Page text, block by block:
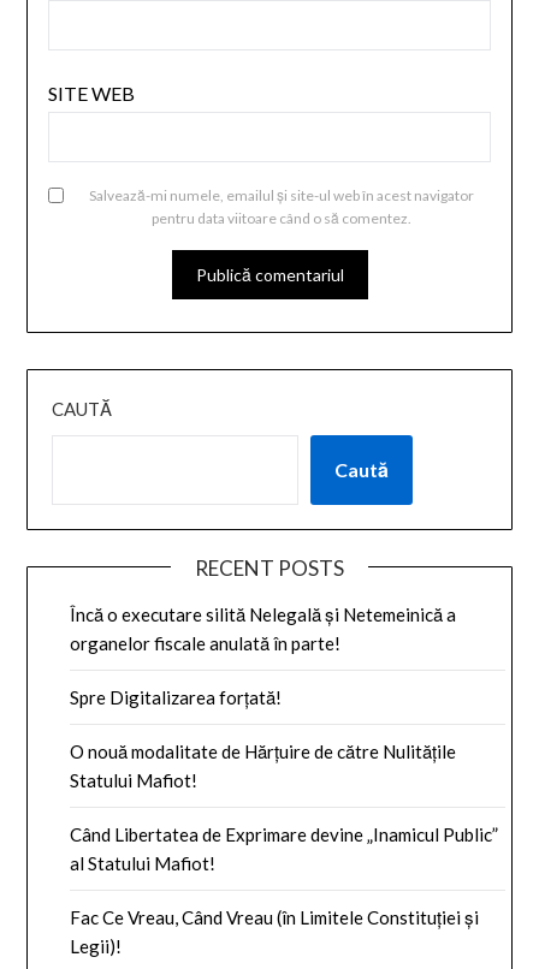
SITE WEB
Salvează-mi numele, emailul și site-ul web în acest navigator
pentru data viitoare când o să comentez.
CAUTĂ
Caută
RECENT POSTS
Încă o executare silită Nelegală și Netemeinică a
organelor fiscale anulată în parte!
Spre Digitalizarea forțată!
O nouă modalitate de Hărțuire de către Nulitățile
Statului Mafiot!
Când Libertatea de Exprimare devine „Inamicul Public”
al Statului Mafiot!
Fac Ce Vreau, Când Vreau (în Limitele Constituției și
Legii)!